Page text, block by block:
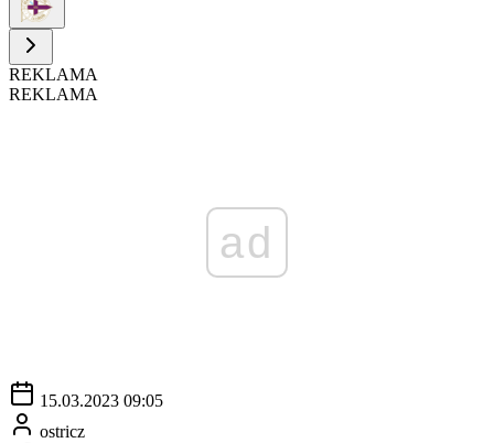
REKLAMA
REKLAMA
ad
15.03.2023 09:05
ostricz